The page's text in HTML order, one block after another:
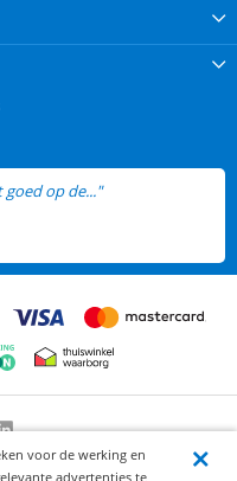
goed op de..."
-25000beoordelingen
voor de werking en
advertenties te